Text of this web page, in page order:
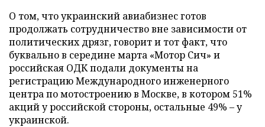
О том, что украинский авиабизнес готов
продолжать сотрудничество вне зависимости от
политических дрязг, говорит и тот факт, что
буквально в середине марта «Мотор Сич» и
российская ОДК подали документы на
регистрацию Международного инженерного
центра по мотостроению в Москве, в котором 51%
акций у российской стороны, остальные 49% – у
украинской.